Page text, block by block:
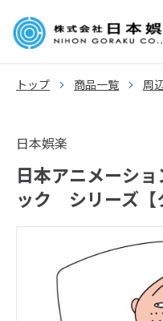
トップ 商品一覧 周
日本娯楽
日本アニメーシ
ック シリーズ【